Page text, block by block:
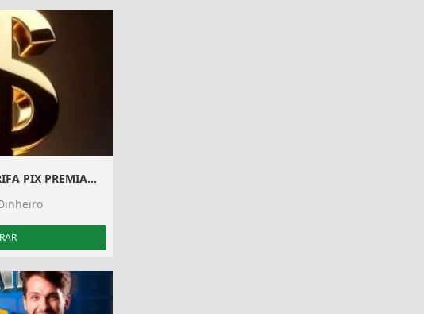
GRUPO OFICIAL – RIFA PIX PREMIADO